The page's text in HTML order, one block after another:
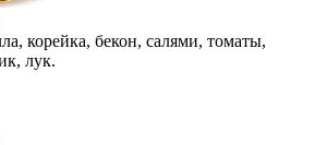
корейка, бекон, салями, томаты,
лук.